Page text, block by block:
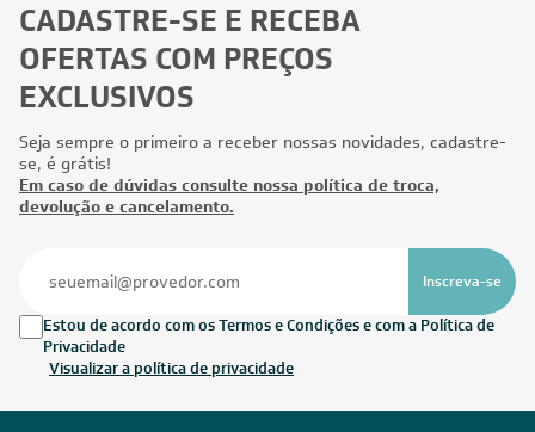
CADASTRE-SE E RECEBA
OFERTAS COM PREÇOS
EXCLUSIVOS
Seja sempre o primeiro a receber nossas novidades, cadastre-
se, é grátis!
Em caso de dúvidas consulte nossa política de troca,
devolução e cancelamento.
Inscreva-se
Estou de acordo com os Termos e Condições e com a Política de
Privacidade
Visualizar a política de privacidade